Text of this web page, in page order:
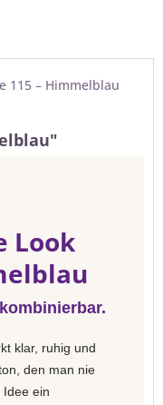
115 – Himmelblau
Look
klar, ruhig und
den man nie
ein